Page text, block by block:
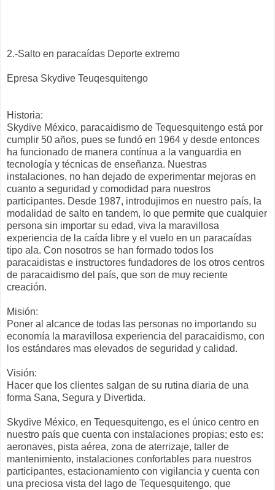
2.-Salto en paracaídas Deporte extremo
Epresa Skydive Teuqesquitengo
Historia:
Skydive México, paracaidismo de Tequesquitengo está por
cumplir 50 años, pues se fundó en 1964 y desde entonces
ha funcionado de manera contínua a la vanguardia en
tecnología y técnicas de enseñanza. Nuestras
instalaciones, no han dejado de experimentar mejoras en
cuanto a seguridad y comodidad para nuestros
participantes. Desde 1987, introdujimos en nuestro país, la
modalidad de salto en tandem, lo que permite que cualquier
persona sin importar su edad, viva la maravillosa
experiencia de la caída libre y el vuelo en un paracaídas
tipo ala. Con nosotros se han formado todos los
paracaidistas e instructores fundadores de los otros centros
de paracaidismo del país, que son de muy reciente
creación.
Misión:
Poner al alcance de todas las personas no importando su
economía la maravillosa experiencia del paracaidismo, con
los estándares mas elevados de seguridad y calidad.
Visión:
Hacer que los clientes salgan de su rutina diaria de una
forma Sana, Segura y Divertida.
Skydive México, en Tequesquitengo, es el único centro en
nuestro país que cuenta con instalaciones propias; esto es:
aeronaves, pista aérea, zona de aterrizaje, taller de
mantenimiento, instalaciones confortables para nuestros
participantes, estacionamiento con vigilancia y cuenta con
una preciosa vista del lago de Tequesquitengo, que